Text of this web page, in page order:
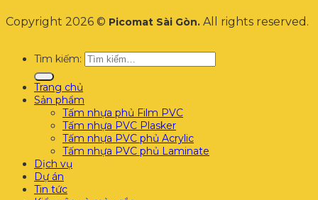
Copyright 2026 © Picomat Sài Gòn. All rights reserved.
Tìm kiếm:
Trang chủ
Sản phẩm
Tấm nhựa phủ Film PVC
Tấm nhựa PVC Plasker
Tấm nhựa PVC phủ Acrylic
Tấm nhựa PVC phủ Laminate
Dịch vụ
Dự án
Tin tức